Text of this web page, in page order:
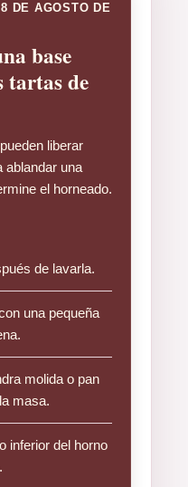
DE AGOSTO DE
base
tartas de
liberar
ablandar una
el horneado.
de lavarla.
una pequeña
molida o pan
masa.
inferior del horno